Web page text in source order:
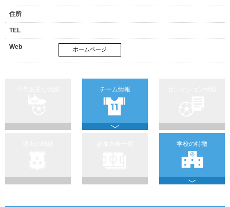
住所
TEL
Web ホームページ
チーム情報
学校の特徴